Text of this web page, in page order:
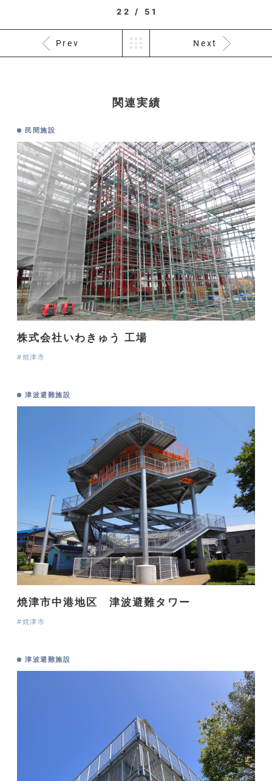
22 / 51
Prev Next
関連実績
民間施設
株式会社いわきゅう 工場
#焼津市
津波避難施設
焼津市中港地区 津波避難タワー
#焼津市
津波避難施設